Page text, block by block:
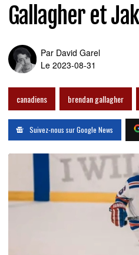
Gallagher et
Par David Garel
Le 2023-08-31
canadiens brendan gallagher
Suivez-nous sur Google News